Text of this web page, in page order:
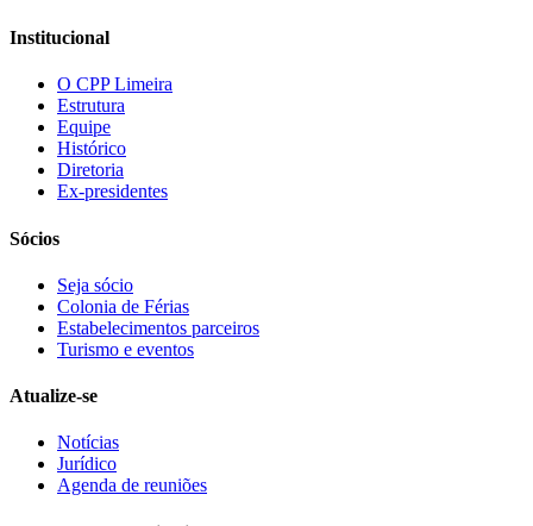
Institucional
O CPP Limeira
Estrutura
Equipe
Histórico
Diretoria
Ex-presidentes
Sócios
Seja sócio
Colonia de Férias
Estabelecimentos parceiros
Turismo e eventos
Atualize-se
Notícias
Jurídico
Agenda de reuniões